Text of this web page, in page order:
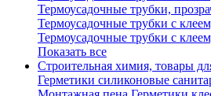
Термоусадочные трубки,
Термоусадочные трубки с
Термоусадочные трубки с
Показать все
Строительная химия, товары
Герметики силиконовые